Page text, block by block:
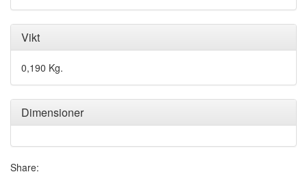
Vikt
0,190 Kg.
Dimensioner
Share: